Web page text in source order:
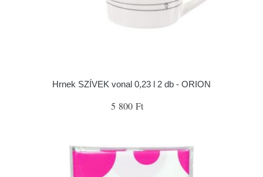
Hrnek SZÍVEK vonal 0,23 l 2 db - ORION
5 800 Ft